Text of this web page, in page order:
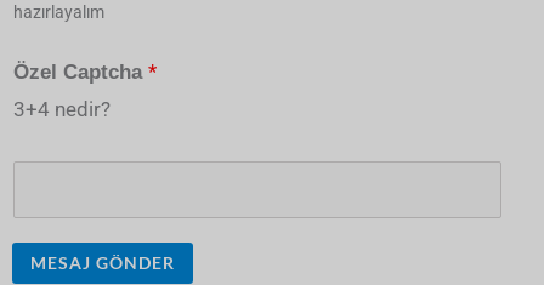
hazırlayalım
Özel Captcha *
3+4 nedir?
MESAJ GÖNDER